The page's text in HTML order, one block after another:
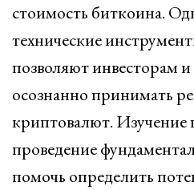
стоимость биткоина.
технические
позволяют инвесторам
осознанно принимать
криптовалют. Изучение
проведение
помочь определить